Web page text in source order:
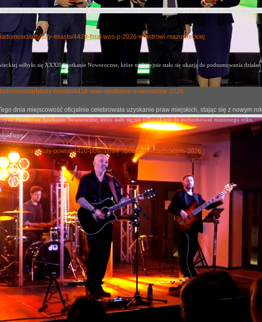
dnia miejscowość oficjalnie celebrowała uzyskanie praw miejskich, stając się z nowym
artykuly-miasto/4429-final-wos-p-2026-w-ostrowi-mazowieckiej
odbyło się XXXII Spotkanie Noworoczne, które tradycyjnie stało się okazjądo podsumowania
artykuly-miasto/4418-xxxii-spotkanie-noworoczne-2026
Powiatowe Spotkanie Noworoczne, które stało się nie tylko okazją do podsumowań minionego roku,
artykuly-powiat/4420-powiatowe-spotkanie-noworoczne-2026
Dom Rodziny Pileckich - podsumowanie roku szkolnego
26 czerwiec 2026
19 czerwca 2026 r. w Ostrowi Mazowieckiej, w ogrodzie Muzeum Dom
podsumowujące rok szkolny 2025/2026 pod hasłem „Tak było”.
Podczas spotkania zaprezentowano spektakl „Opowieść muzealna”,
przy muzeum.
Przedstawienie przeniosło widzów w niezwykłą podróż w czasie – wszystko za
epok i historii.